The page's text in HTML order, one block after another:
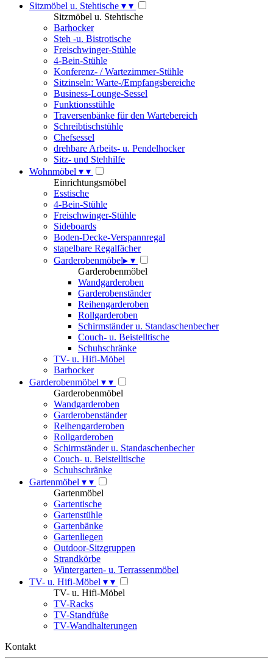
Sitzmöbel u. Stehtische ▾ ▾
Sitzmöbel u. Stehtische
Barhocker
Steh -u. Bistrotische
Freischwinger-Stühle
4-Bein-Stühle
Konferenz- / Wartezimmer-Stühle
Sitzinseln: Warte-/Empfangsbereiche
Business-Lounge-Sessel
Funktionsstühle
Traversenbänke für den Wartebereich
Schreibtischstühle
Chefsessel
drehbare Arbeits- u. Pendelhocker
Sitz- und Stehhilfe
Wohnmöbel ▾ ▾
Einrichtungsmöbel
Esstische
4-Bein-Stühle
Freischwinger-Stühle
Sideboards
Boden-Decke-Verspannregal
stapelbare Regalfächer
Garderobenmöbel▸ ▾
Garderobenmöbel
Wandgarderoben
Garderobenständer
Reihengarderoben
Rollgarderoben
Schirmständer u. Standaschenbecher
Couch- u. Beistelltische
Schuhschränke
TV- u. Hifi-Möbel
Barhocker
Garderobenmöbel ▾ ▾
Garderobenmöbel
Wandgarderoben
Garderobenständer
Reihengarderoben
Rollgarderoben
Schirmständer u. Standaschenbecher
Couch- u. Beistelltische
Schuhschränke
Gartenmöbel ▾ ▾
Gartenmöbel
Gartentische
Gartenstühle
Gartenbänke
Gartenliegen
Outdoor-Sitzgruppen
Strandkörbe
Wintergarten- u. Terrassenmöbel
TV- u. Hifi-Möbel ▾ ▾
TV- u. Hifi-Möbel
TV-Racks
TV-Standfüße
TV-Wandhalterungen
Kontakt